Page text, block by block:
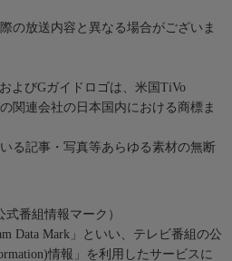
の放送内容と異なる場合がございま
よびGガイドロゴは、米国TiVo
関連会社の日本国内における商標ま
る記事・写真等あらゆる素材の無断
式番組情報マーク）
Data Mark」といい、テレビ番組の公
情報」を利用したサービスに